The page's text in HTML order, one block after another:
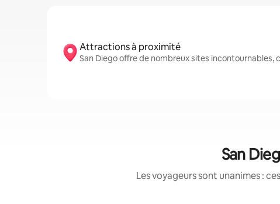
Attractions à proximité
San Diego offre de nombreux sites incontournables,
San
Les voyageurs sont unanimes :